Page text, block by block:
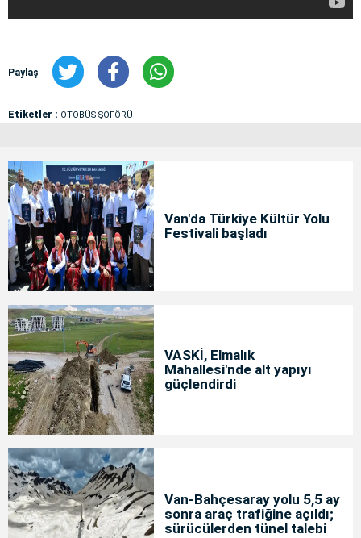
Paylaş
Etiketler : OTOBÜS ŞOFÖRÜ
Van'da Türkiye Kültür Yolu
Festivali başladı
VASKİ, Elmalık
Mahallesi'nde alt yapıyı
güçlendirdi
Van-Bahçesaray yolu 5,5 ay
sonra araç trafiğine açıldı;
sürücülerden tünel talebi